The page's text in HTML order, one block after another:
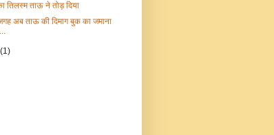
तिलस्म ताऊ ने तोड़ दिया
अब ताऊ की दिमाग बुक का जमाना
(1)